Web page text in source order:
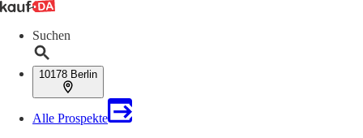
Suchen
10178 Berlin
Alle Prospekte